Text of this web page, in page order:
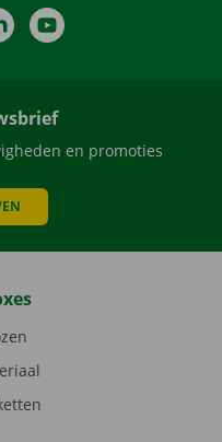
LinkedIn
en promoties